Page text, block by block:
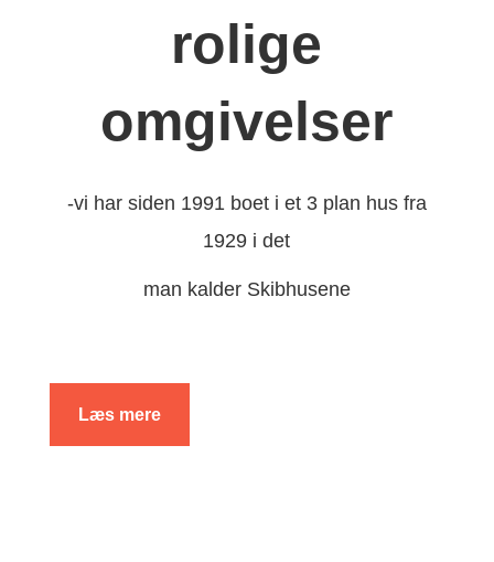
rolige
omgivelser
-vi har siden 1991 boet i et 3 plan hus fra
1929 i det
man kalder Skibhusene
Læs mere